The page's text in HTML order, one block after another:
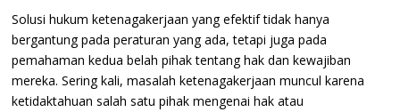
Solusi hukum ketenagakerjaan yang efektif tidak hanya
bergantung pada peraturan yang ada, tetapi juga pada
pemahaman kedua belah pihak tentang hak dan kewajiban
mereka. Sering kali, masalah ketenagakerjaan muncul karena
ketidaktahuan salah satu pihak mengenai hak atau